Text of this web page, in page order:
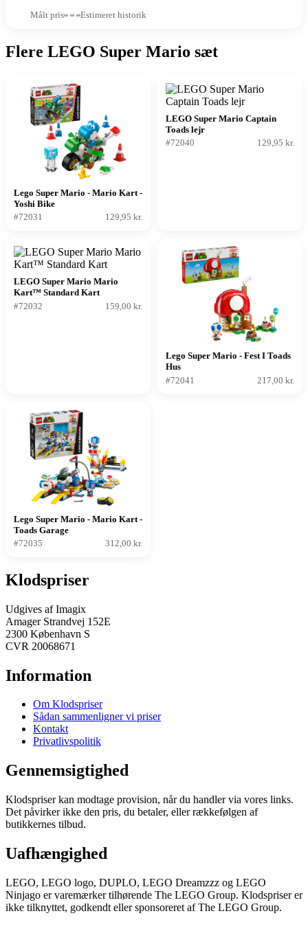
Målt pris Estimeret historik
Flere LEGO Super Mario sæt
Lego Super Mario - Mario Kart -
Yoshi Bike
#72031
129,95 kr.
LEGO Super Mario Captain
Toads lejr
#72040
129,95 kr.
LEGO Super Mario Mario
Kart™ Standard Kart
#72032
159,00 kr.
Lego Super Mario - Fest I Toads
Hus
#72041
217,00 kr.
Lego Super Mario - Mario Kart -
Toads Garage
#72035
312,00 kr.
Klodspriser
Udgives af Imagix
Amager Strandvej 152E
2300 København S
CVR 20068671
Information
Om Klodspriser
Sådan sammenligner vi priser
Kontakt
Privatlivspolitik
Gennemsigtighed
Klodspriser kan modtage provision, når du handler via vores links.
Det påvirker ikke den pris, du betaler, eller rækkefølgen af
butikkernes tilbud.
Uafhængighed
LEGO, LEGO logo, DUPLO, LEGO Dreamzzz og LEGO
Ninjago er varemærker tilhørende The LEGO Group. Klodspriser er
ikke tilknyttet, godkendt eller sponsoreret af The LEGO Group.